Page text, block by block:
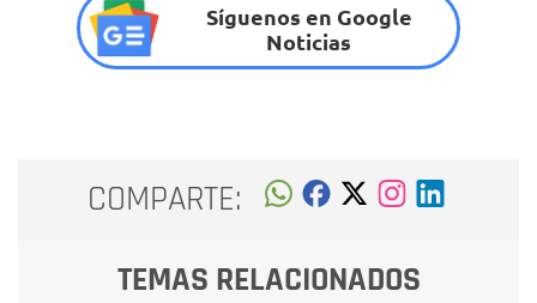
Síguenos en Google
Noticias
COMPARTE:
TEMAS RELACIONADOS